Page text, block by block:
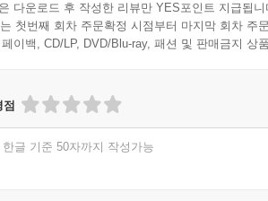
다운로드 후 작성한 리뷰만 YES포인트 지급됩니
첫번째 회차 주문확정 시점부터 마지막 회차 주
이백, CD/LP, DVD/Blu-ray, 패션 및 판매금지 상
점
한글 기준 50자까지 작성가능